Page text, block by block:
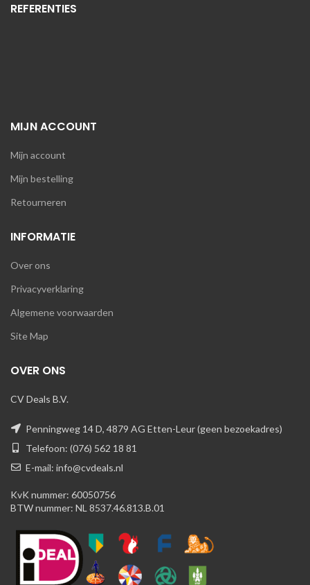
REFERENTIES
MIJN ACCOUNT
Mijn account
Mijn bestelling
Retourneren
INFORMATIE
Over ons
Privacyverklaring
Algemene voorwaarden
Site Map
OVER ONS
CV Deals B.V.
Penningweg 14 D, 4879 AG Etten-Leur (geen bezoekadres)
Telefoon: (076) 562 18 81
E-mail: info@cvdeals.nl
KvK nummer: 60050756
BTW nummer: NL 8537.46.813.B.01